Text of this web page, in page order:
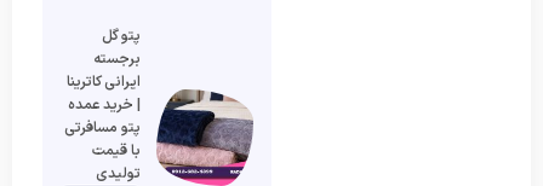
پتو گل
برجسته
ایرانی کاترینا
| خرید عمده
پتو مسافرتی
با قیمت
تولیدی